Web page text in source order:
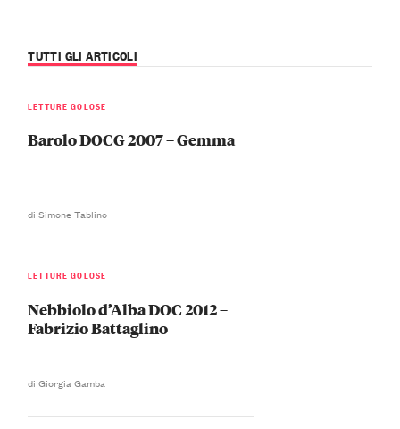
TUTTI GLI ARTICOLI
LETTURE GOLOSE
Barolo DOCG 2007 – Gemma
di Simone Tablino
LETTURE GOLOSE
Nebbiolo d’Alba DOC 2012 –
Fabrizio Battaglino
di Giorgia Gamba